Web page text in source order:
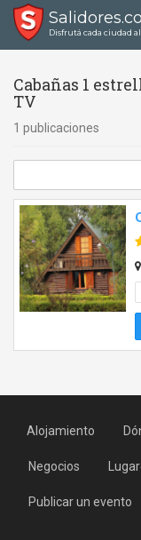
Disfrutá cada ciudad
Cabañas 1
TV
1 publicaciones
Alojamiento
Negocios
Publicar un evento